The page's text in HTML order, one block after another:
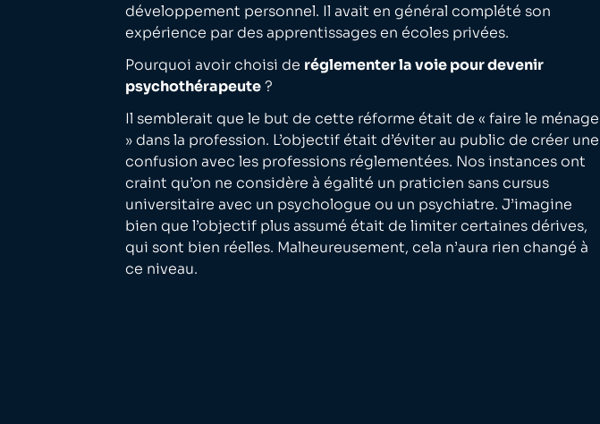
développement personnel. Il avait en général complété son
expérience par des apprentissages en écoles privées.
Pourquoi avoir choisi de réglementer la voie pour devenir
psychothérapeute?
Il semblerait que le but de cette réforme était de « faire le ménage
» dans la profession. L’objectif était d’éviter au public de créer une
confusion avec les professions réglementées. Nos instances ont
craint qu’on ne considère à égalité un praticien sans cursus
universitaire avec un psychologue ou un psychiatre. J’imagine
bien que l’objectif plus assumé était de limiter certaines dérives,
qui sont bien réelles. Malheureusement, cela n’aura rien changé à
ce niveau.